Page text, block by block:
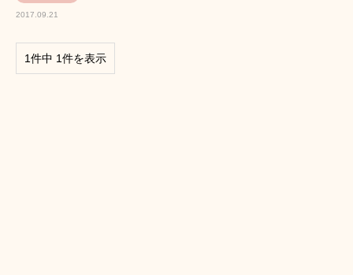
2017.09.21
1件中 1件を表示